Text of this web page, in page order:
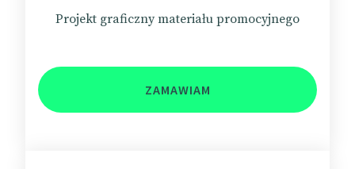
Projekt graficzny materiału promocyjnego
ZAMAWIAM